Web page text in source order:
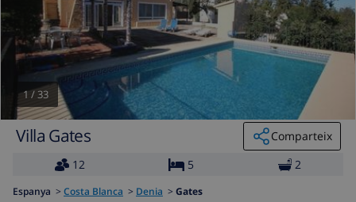
1/33
Villa Gates
Comparteix
12
5 2
Espanya > Costa Blanca > Denia > Gates